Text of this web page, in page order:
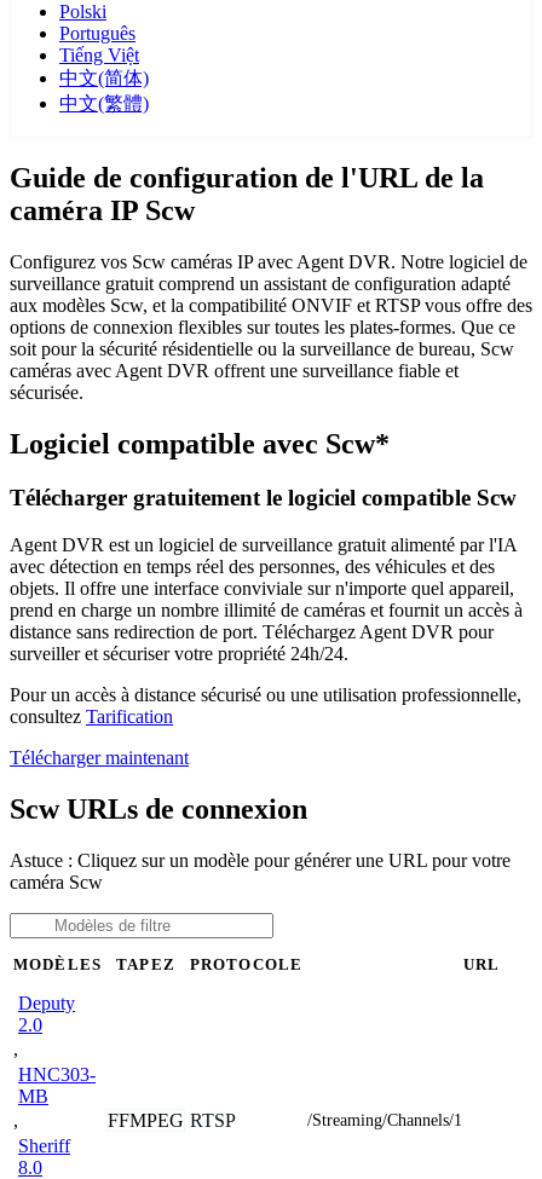
Polski
Português
Tiếng Việt
中文(简体)
中文(繁體)
Guide de configuration de l'URL de la
caméra IP Scw
Configurez vos Scw caméras IP avec Agent DVR. Notre logiciel de
surveillance gratuit comprend un assistant de configuration adapté
aux modèles Scw, et la compatibilité ONVIF et RTSP vous offre des
options de connexion flexibles sur toutes les plates-formes. Que ce
soit pour la sécurité résidentielle ou la surveillance de bureau, Scw
caméras avec Agent DVR offrent une surveillance fiable et
sécurisée.
Logiciel compatible avec Scw*
Télécharger gratuitement le logiciel compatible Scw
Agent DVR est un logiciel de surveillance gratuit alimenté par l'IA
avec détection en temps réel des personnes, des véhicules et des
objets. Il offre une interface conviviale sur n'importe quel appareil,
prend en charge un nombre illimité de caméras et fournit un accès à
distance sans redirection de port. Téléchargez Agent DVR pour
surveiller et sécuriser votre propriété 24h/24.
Pour un accès à distance sécurisé ou une utilisation professionnelle,
consultez Tarification
Télécharger maintenant
Scw URLs de connexion
Astuce : Cliquez sur un modèle pour générer une URL pour votre
caméra Scw
MODÈLES TAPEZ PROTOCOLE URL
Deputy
2.0
,
HNC303-
MB
,
Sheriff
8.0
FFMPEG RTSP /Streaming/Channels/1